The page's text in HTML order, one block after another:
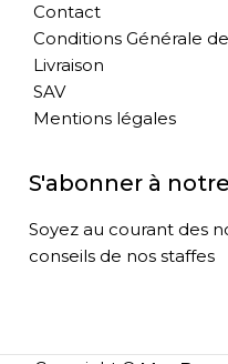
Contact
Conditions Générale
Livraison
SAV
Mentions légales
S'abonner à
Soyez au courant des
conseils de nos staffes